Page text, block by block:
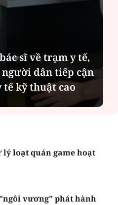
sĩ về trạm y tế,
dân tiếp cận
tế kỹ thuật cao
lý loạt quán game hoạt
vương" phát hành